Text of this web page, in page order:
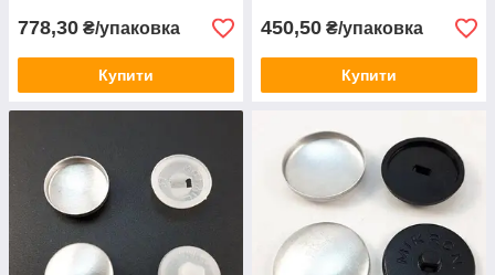
778,30 ₴/упаковка
Купити
450,50 ₴/упаковка
Купити